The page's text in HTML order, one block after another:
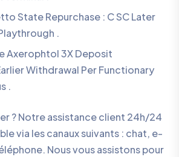
State Repurchase : C SC Later
.
Axerophtol 3X Deposit
Withdrawal Per Functionary
.
? Notre assistance client 24h/24
via les canaux suivants : chat, e-
Nous vous assistons pour